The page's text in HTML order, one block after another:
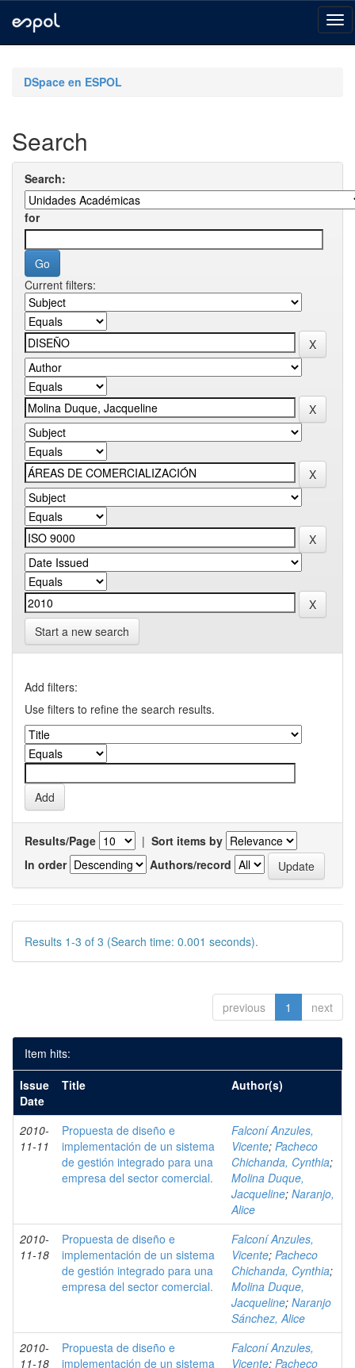
navigationDSpace en ESPOL
Search
Search:
for
Current filters:
Start a new search
Add filters:
Use filters to refine the search results.
Results/Page | Sort items by
In order
Authors/record
Results 1-3 of 3 (Search time: 0.001 seconds).
previous 1 next
Item hits:
Issue
Date
Title Author(s)
2010-
11-11
Propuesta de diseño e
implementación de un sistema
de gestión integrado para una
empresa del sector comercial.
Falconí Anzules,
Vicente; Pacheco
Chichanda, Cynthia;
Molina Duque,
Jacqueline; Naranjo,
Alice
2010-
11-18
Propuesta de diseño e
implementación de un sistema
de gestión integrado para una
empresa del sector comercial.
Falconí Anzules,
Vicente; Pacheco
Chichanda, Cynthia;
Molina Duque,
Jacqueline; Naranjo
Sánchez, Alice
2010-
11-18
Propuesta de diseño e
implementación de un sistema
Falconí Anzules,
Vicente; Pacheco